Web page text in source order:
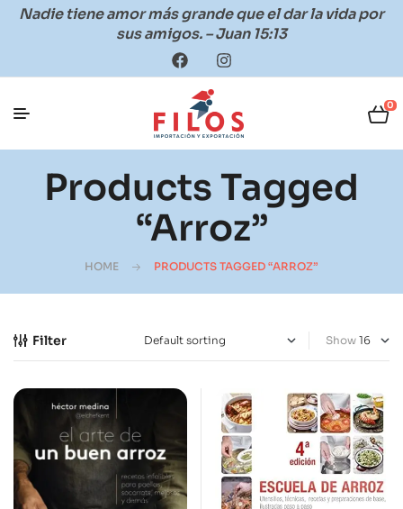
Nadie tiene amor más grande que el dar la vida por
sus amigos. – Juan 15:13
0
Products Tagged
“arroz”
HOME PRODUCTS TAGGED “ARROZ”
Filter Show